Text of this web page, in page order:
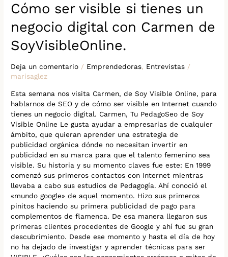
Cómo ser visible si tienes un
negocio digital con Carmen de
SoyVisibleOnline.
Deja un comentario / Emprendedoras, Entrevistas /
marisaglez
Esta semana nos visita Carmen, de Soy Visible Online, para
hablarnos de SEO y de cómo ser visible en Internet cuando
tienes un negocio digital. Carmen, Tu PedagoSeo de Soy
Visible Online Le gusta ayudar a empresarias de cualquier
ámbito, que quieran aprender una estrategia de
publicidad orgánica dónde no necesitan invertir en
publicidad en su marca para que el talento femenino sea
visible. Su historia y su momento claves fue este: En 1999
comenzó sus primeros contactos con Internet mientras
llevaba a cabo sus estudios de Pedagogía. Ahí conoció el
«mundo google» de aquel momento. Hizo sus primeros
pinitos haciendo su primera publicidad de pago para
complementos de flamenca. De esa manera llegaron sus
primeras clientes procedentes de Google y ahí fue su gran
descubrimiento. Desde ese momento y hasta el día de hoy
no ha dejado de investigar y aprender técnicas para ser